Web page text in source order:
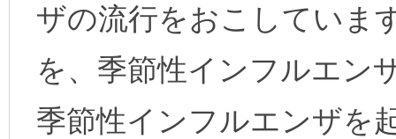
ザの流行をおこしていま
を、季節性インフルエン
季節性インフルエンザを